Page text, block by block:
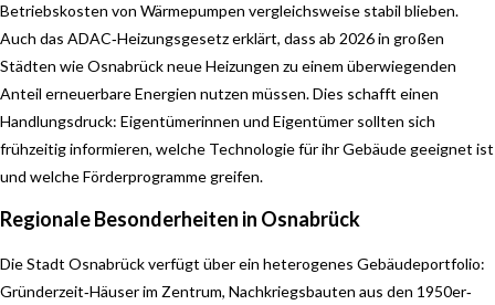
Betriebskosten von Wärmepumpen vergleichsweise stabil blieben.
Auch das ADAC‑Heizungsgesetz erklärt, dass ab 2026 in großen
Städten wie Osnabrück neue Heizungen zu einem überwiegenden
Anteil erneuerbare Energien nutzen müssen. Dies schafft einen
Handlungsdruck: Eigentümerinnen und Eigentümer sollten sich
frühzeitig informieren, welche Technologie für ihr Gebäude geeignet ist
und welche Förderprogramme greifen.
Regionale Besonderheiten in Osnabrück
Die Stadt Osnabrück verfügt über ein heterogenes Gebäudeportfolio:
Gründerzeit‑Häuser im Zentrum, Nachkriegsbauten aus den 1950er‑